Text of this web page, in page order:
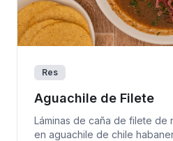
Res
Aguachile de Filete
Láminas de caña de filete de
en aguachile de chile